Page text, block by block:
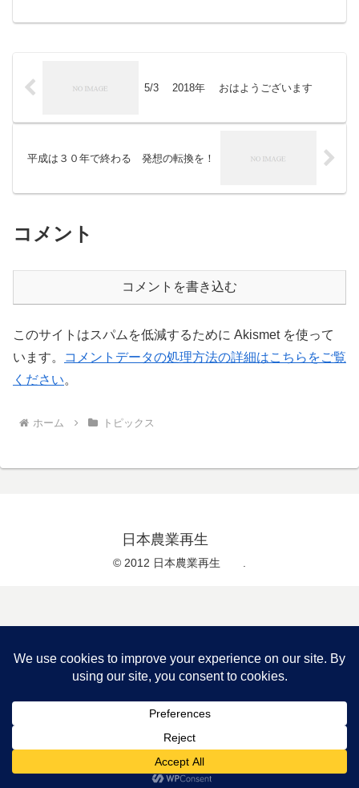
5/3 2018年 おはようございます
平成は３０年で終わる 発想の転換を！
コメント
コメントを書き込む
このサイトはスパムを低減するために Akismet を使って
います。
コメントデータの処理方法の詳細はこちらをご覧
ください。
ホーム トピックス
日本農業再生
© 2012 日本農業再生 .
検索